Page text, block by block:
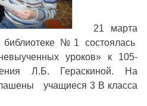
21 марта
№1 состоялась
уроков» к 105-
Л.Б. Гераскиной. На
учащиеся 3 В класса